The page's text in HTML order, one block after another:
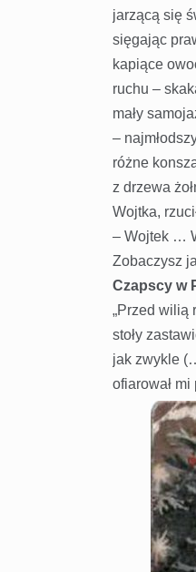
jarzącą się
sięgając
kapiące
ruchu –
mały
–
różne
z drzewa
Wojtka,
– Wojtek …
Zobaczysz
Czapscy w
„Przed wilią
stoły
jak zwykle
ofiarował